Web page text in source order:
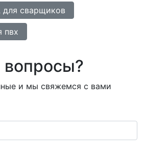
для сварщиков
пвх
вопросы?
и мы свяжемся с вами